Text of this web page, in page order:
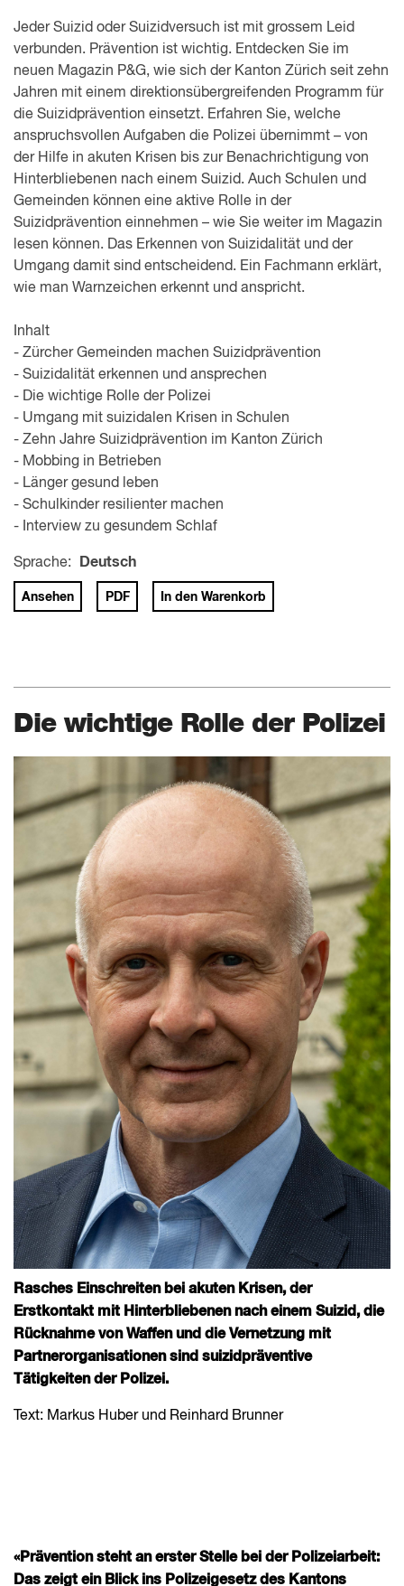
Jeder Suizid oder Suizidversuch ist mit grossem Leid
verbunden. Prävention ist wichtig. Entdecken Sie im
neuen Magazin P&G, wie sich der Kanton Zürich seit zehn
Jahren mit einem direktionsübergreifenden Programm für
die Suizidprävention einsetzt. Erfahren Sie, welche
anspruchsvollen Aufgaben die Polizei übernimmt – von
der Hilfe in akuten Krisen bis zur Benachrichtigung von
Hinterbliebenen nach einem Suizid. Auch Schulen und
Gemeinden können eine aktive Rolle in der
Suizidprävention einnehmen – wie Sie weiter im Magazin
lesen können. Das Erkennen von Suizidalität und der
Umgang damit sind entscheidend. Ein Fachmann erklärt,
wie man Warnzeichen erkennt und anspricht.
Inhalt
- Zürcher Gemeinden machen Suizidprävention
- Suizidalität erkennen und ansprechen
- Die wichtige Rolle der Polizei
- Umgang mit suizidalen Krisen in Schulen
- Zehn Jahre Suizidprävention im Kanton Zürich
- Mobbing in Betrieben
- Länger gesund leben
- Schulkinder resilienter machen
- Interview zu gesundem Schlaf
Sprache: Deutsch
Ansehen PDF In den Warenkorb
Die wichtige Rolle der Polizei
Rasches Einschreiten bei akuten Krisen, der
Erstkontakt mit Hinterbliebenen nach einem Suizid, die
Rücknahme von Waffen und die Vernetzung mit
Partnerorganisationen sind suizidpräventive
Tätigkeiten der Polizei.
Text: Markus Huber und Reinhard Brunner
«Prävention steht an erster Stelle bei der Polizeiarbeit:
Das zeigt ein Blick ins Polizeigesetz des Kantons